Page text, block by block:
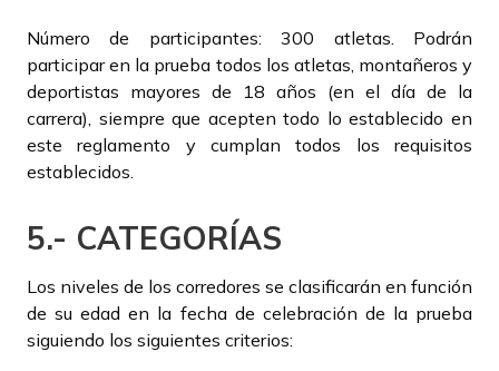
Número de participantes: 300 atletas. Podrán
participar en la prueba todos los atletas, montañeros y
deportistas mayores de 18 años (en el día de la
carrera), siempre que acepten todo lo establecido en
este reglamento y cumplan todos los requisitos
establecidos.
5.- CATEGORÍAS
Los niveles de los corredores se clasificarán en función
de su edad en la fecha de celebración de la prueba
siguiendo los siguientes criterios: